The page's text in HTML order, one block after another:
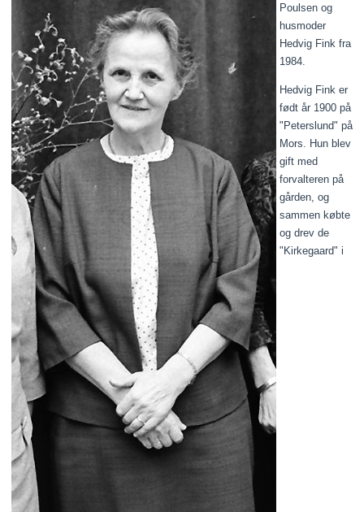
Poulsen og
husmoder
Hedvig Fink fra
1984.
Hedvig Fink er
født år 1900 på
"Peterslund" på
Mors. Hun blev
gift med
forvalteren på
gården, og
sammen købte
og drev de
"Kirkegaard" i